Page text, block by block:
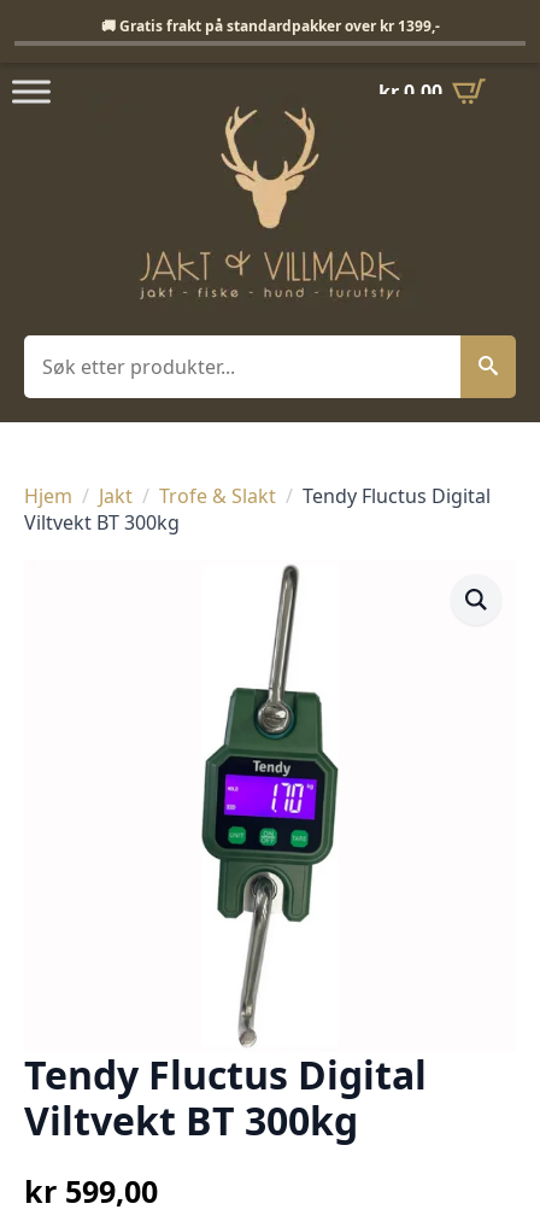
kr0,00
Søk
Hjem Jakt Trofe & Slakt
Tendy Fluctus Digital
Viltvekt BT 300kg
Tendy Fluctus Digital
Viltvekt BT 300kg
kr 599,00
🚚 Gratis frakt på standardpakker over kr 1399,-